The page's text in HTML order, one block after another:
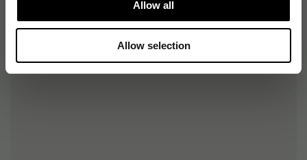
Allow all
Allow selection